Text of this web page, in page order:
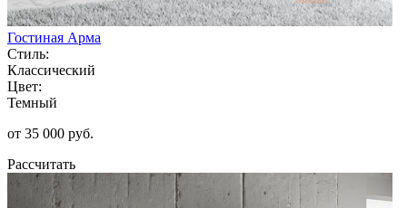
Гостиная Арма
Стиль:
Классический
Цвет:
Темный
от 35 000 руб.
Рассчитать